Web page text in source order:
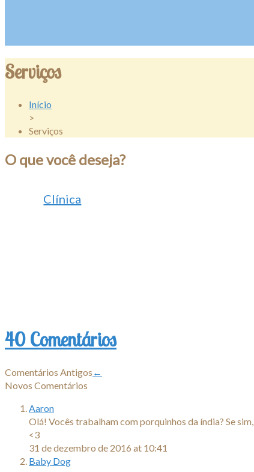
Serviços
Início
>
Serviços
O que você deseja?
Clínica
40 Comentários
Comentários Antigos ←
Novos Comentários
Aaron
Olá! Vocês trabalham com porquinhos da índia? Se
<3
31 de dezembro de 2016 at 10:41
Baby Dog